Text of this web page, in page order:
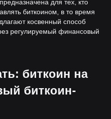
для тех, кто
биткоином, в то время
косвенный способ
регулируемый финансовый
биткоин на
биткоин-